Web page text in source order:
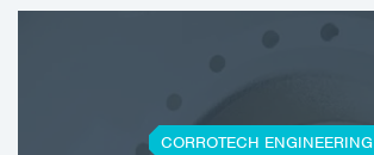
CORROTECH ENGINEERING